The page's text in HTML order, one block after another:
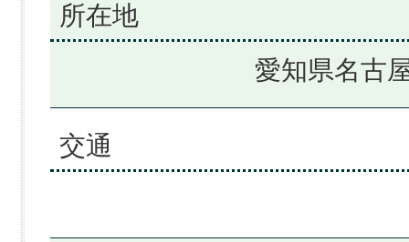
所在地
愛知県名古
交通